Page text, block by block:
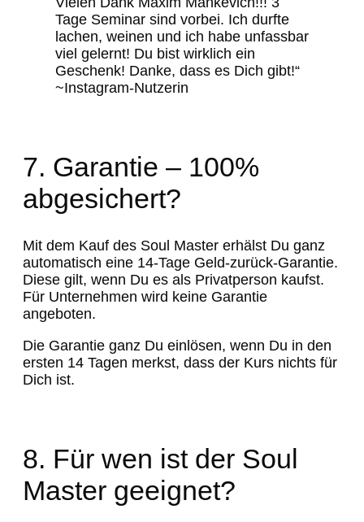
Tage Seminar sind vorbei. Ich durfte
lachen, weinen und ich habe unfassbar
viel gelernt! Du bist wirklich ein
Geschenk! Danke, dass es Dich gibt!“
~Instagram-Nutzerin
7. Garantie – 100%
abgesichert?
Mit dem Kauf des Soul Master erhälst Du ganz
automatisch eine 14-Tage Geld-zurück-Garantie.
Diese gilt, wenn Du es als Privatperson kaufst.
Für Unternehmen wird keine Garantie
angeboten.
Die Garantie ganz Du einlösen, wenn Du in den
ersten 14 Tagen merkst, dass der Kurs nichts für
Dich ist.
8. Für wen ist der Soul
Master geeignet?